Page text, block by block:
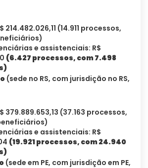
214.482.026,11 (14.911 processos,
e assistenciais: R$
(6.427 processos, com 7.498
(sede no RS, com jurisdição no RS,
379.889.653,13 (37.163 processos,
e assistenciais: R$
(19.921 processos, com 24.940
(sede em PE, com jurisdição em PE,